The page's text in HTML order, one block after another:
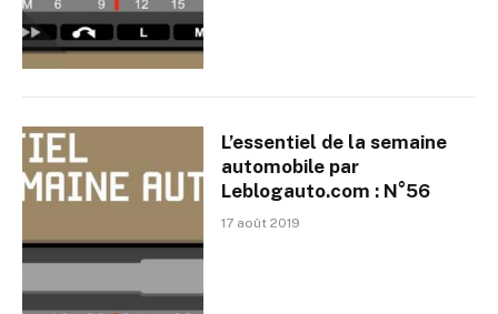
L’essentiel de la semaine
automobile par
Leblogauto.com : N°56
17 août 2019